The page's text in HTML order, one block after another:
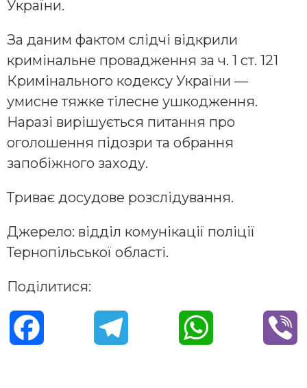
України.
За даним фактом слідчі відкрили
кримінальне провадження за ч. 1 ст. 121
Кримінального кодексу України —
умисне тяжке тілесне ушкодження.
Наразі вирішується питання про
оголошення підозри та обрання
запобіжного заходу.
Триває досудове розслідування.
Джерело: відділ комунікації поліції
Тернопільської області.
Поділитися: